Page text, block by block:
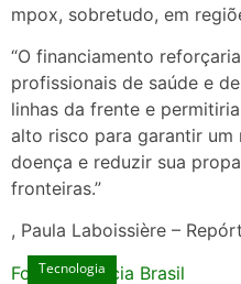
mpox, sobretudo, em
“O financiamento
profissionais de saúde e
linhas da frente e
alto risco para garantir
doença e reduzir sua
fronteiras.”
, Paula Laboissière –
Fonte: Agencia Brasil
Tecnologia